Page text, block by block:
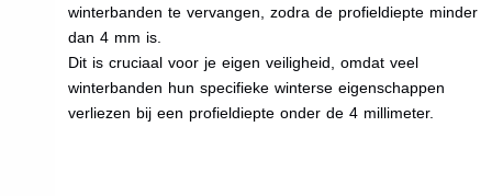
winterbanden te vervangen, zodra de profieldiepte minder
dan 4 mm is.
Dit is cruciaal voor je eigen veiligheid, omdat veel
winterbanden hun specifieke winterse eigenschappen
verliezen bij een profieldiepte onder de 4 millimeter.